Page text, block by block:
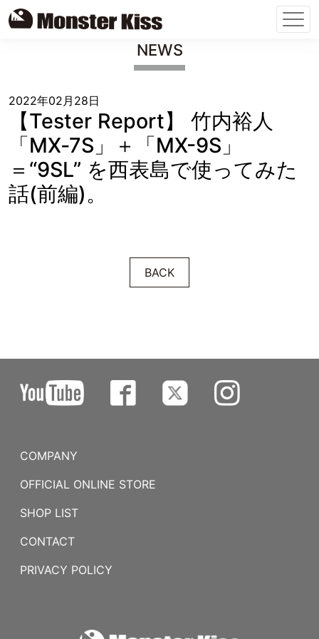
NEWS
2022年02月28日
【Tester Report】 竹内裕人
「MX‐7S」＋「MX-9S」
＝“9SL” を西表島で使ってみた
話(前編)。
BACK
COMPANY
OFFICIAL ONLINE STORE
SHOP LIST
CONTACT
PRIVACY POLICY